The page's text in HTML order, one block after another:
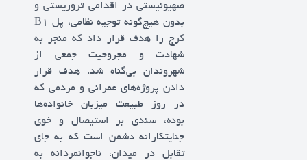
صهیونیستی در اقدامی تروریستی و
بدون هیچ‌گونه توجیه نظامی، پل B1
کرج را هدف قرار داد که منجر به
شهادت و مجروحیت جمعی از
شهروندان بی‌گناه شد. هدف قرار
دادن پروژه‌های عمرانی و مردمی که
در روز طبیعت میزبان خانواده‌ها
بوده، سندی بر استیصال و خوی
جنایتکارانه دشمن است که به جای
تقابل در میدان، ناجوانمردانه به